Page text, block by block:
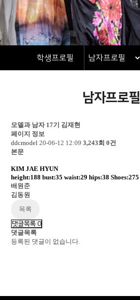
학생프로필
남자프로필
모델과 남자 17기 김재현
페이지 정보
ddcmodel 20-06-12 12:093,243회 0건
본문
KIM JAE HYUN
height:188 bust:35 waist:29 hips:38 Shoes:275
배원준
김동원
목록
댓글목록 0
댓글목록
등록된 댓글이 없습니다.